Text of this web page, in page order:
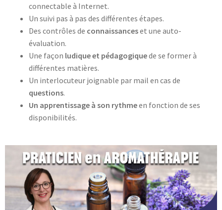
connectable à Internet.
Un suivi pas à pas des différentes étapes.
Des contrôles de connaissanceset une auto-
évaluation.
Une façon ludique et pédagogiquede se former à
différentes matières.
Un interlocuteur joignable par mail en cas de
questions.
Un apprentissage à son rythmeen fonction de ses
disponibilités.